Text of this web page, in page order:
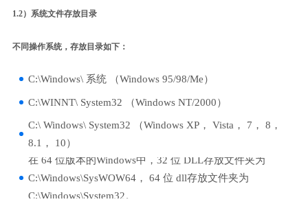
1.2）系统文件存放目录
不同操作系统，存放目录如下：
C:\Windows\ 系统 （Windows 95/98/Me）
C:\WINNT\ System32 （Windows NT/2000）
C:\ Windows\ System32 （Windows XP， Vista， 7， 8，
8.1， 10）
在 64 位版本的Windows中，32 位 DLL存放文件夹为
C:\Windows\SysWOW64， 64 位 dll存放文件夹为
C:\Windows\System32。